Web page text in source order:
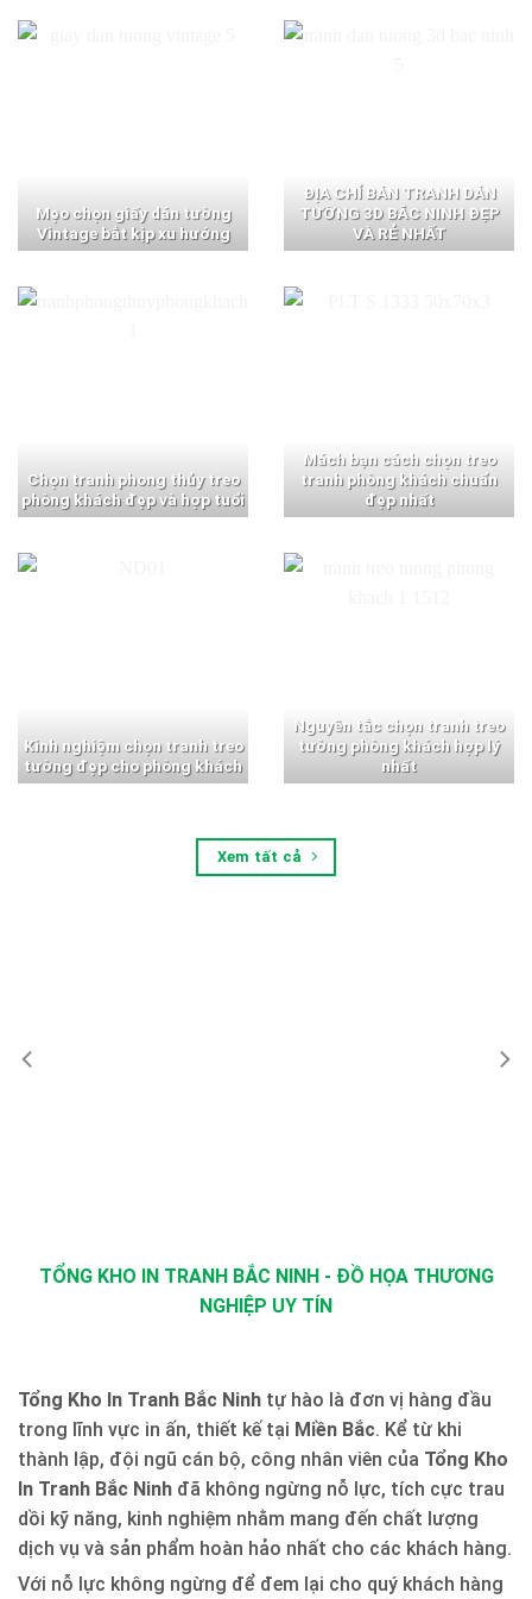
Mẹo chọn giấy dán tường
Vintage bắt kịp xu hướng
ĐỊA CHỈ BÁN TRANH DÁN
TƯỜNG 3D BẮC NINH ĐẸP
VÀ RẺ NHẤT
Chọn tranh phong thủy treo
phòng khách đẹp và hợp tuổi
Mách bạn cách chọn treo
tranh phòng khách chuẩn
đẹp nhất
Kinh nghiệm chọn tranh treo
tường đẹp cho phòng khách
Nguyên tắc chọn tranh treo
tường phòng khách hợp lý
nhất
Xem tất cả
TỔNG KHO IN TRANH BẮC NINH - ĐỒ HỌA THƯƠNG
NGHIỆP UY TÍN
Tổng Kho In Tranh Bắc Ninh tự hào là đơn vị hàng đầu
trong lĩnh vực in ấn, thiết kế tại Miền Bắc. Kể từ khi
thành lập, đội ngũ cán bộ, công nhân viên của Tổng Kho
In Tranh Bắc Ninh đã không ngừng nỗ lực, tích cực trau
dồi kỹ năng, kinh nghiệm nhằm mang đến chất lượng
dịch vụ và sản phẩm hoàn hảo nhất cho các khách hàng.
Với nỗ lực không ngừng để đem lại cho quý khách hàng